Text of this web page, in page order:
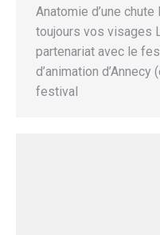
Anatomie d’une
toujours vos visages
partenariat avec le
d’animation
festival